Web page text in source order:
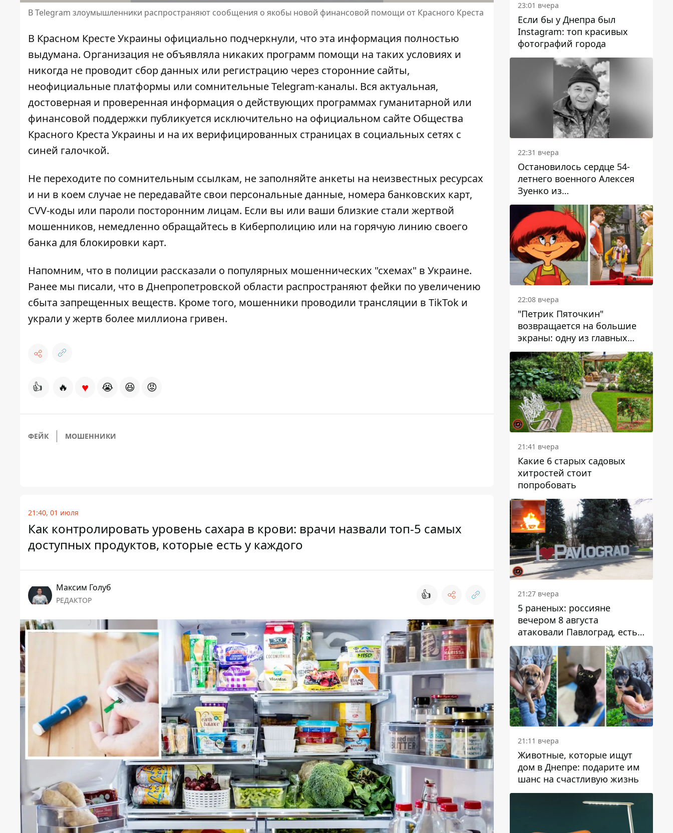
В Telegram злоумышленники распространяют сообщения о якобы новой финансовой помощи от Красного Креста
В Красном Кресте Украины официально подчеркнули, что эта информация полностью
выдумана. Организация не объявляла никаких программ помощи на таких условиях и
никогда не проводит сбор данных или регистрацию через сторонние сайты,
неофициальные платформы или сомнительные Telegram-каналы. Вся актуальная,
достоверная и проверенная информация о действующих программах гуманитарной или
финансовой поддержки публикуется исключительно на официальном сайте Общества
Красного Креста Украины и на их верифицированных страницах в социальных сетях с
синей галочкой.
Не переходите по сомнительным ссылкам, не заполняйте анкеты на неизвестных ресурсах
и ни в коем случае не передавайте свои персональные данные, номера банковских карт,
CVV-коды или пароли посторонним лицам. Если вы или ваши близкие стали жертвой
мошенников, немедленно обращайтесь в Киберполицию или на горячую линию своего
банка для блокировки карт.
Напомним, что в полиции рассказали о популярных мошеннических "схемах" в Украине.
Ранее мы писали, что в Днепропетровской области распространяют фейки по увеличению
сбыта запрещенных веществ. Кроме того, мошенники проводили трансляции в TikTok и
украли у жертв более миллиона гривен.
👍 🔥 ♥ 😭 😆 😡
ФЕЙК МОШЕННИКИ
21:40, 01 июля
Как контролировать уровень сахара в крови: врачи назвали топ-5 самых
доступных продуктов, которые есть у каждого
Максим Голуб
РЕДАКТОР 👍
23:01 вчера
Если бы у Днепра был
Instagram: топ красивых
фотографий города
22:31 вчера
Остановилось сердце 54-
летнего военного Алексея
Зуенко из
Днепропетровской области
22:08 вчера
"Петрик Пяточкин"
возвращается на большие
экраны: одну из главных
ролей сыграет 9-летний
днепрянин Александр
Войтеховский
21:41 вчера
Какие 6 старых садовых
хитростей стоит
попробовать
21:27 вчера
5 раненых: россияне
вечером 8 августа
атаковали Павлоград, есть
возгорание
21:11 вчера
Животные, которые ищут
дом в Днепре: подарите им
шанс на счастливую жизнь